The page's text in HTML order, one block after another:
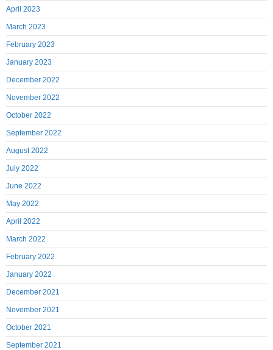
April 2023
March 2023
February 2023
January 2023
December 2022
November 2022
October 2022
September 2022
August 2022
July 2022
June 2022
May 2022
April 2022
March 2022
February 2022
January 2022
December 2021
November 2021
October 2021
September 2021